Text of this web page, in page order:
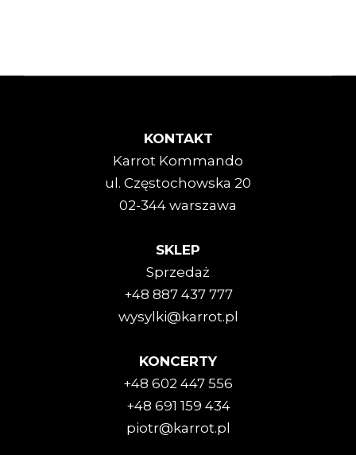
KONTAKT
Karrot Kommando
ul. Częstochowska 20
02-344 warszawa
SKLEP
Sprzedaż
+48 887 437 777
wysylki@karrot.pl
KONCERTY
+48 602 447 556
+48 691 159 434
piotr@karrot.pl